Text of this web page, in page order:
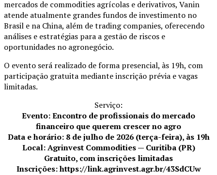
mercados de commodities agrícolas e derivativos, Vanin
atende atualmente grandes fundos de investimento no
Brasil e na China, além de trading companies, oferecendo
análises e estratégias para a gestão de riscos e
oportunidades no agronegócio.
O evento será realizado de forma presencial, às 19h, com
participação gratuita mediante inscrição prévia e vagas
limitadas.
Serviço:
Evento: Encontro de profissionais do mercado
financeiro que querem crescer no agro
Data e horário: 8 de julho de 2026 (terça-feira), às 19h
Local: Agrinvest Commodities — Curitiba (PR)
Gratuito, com inscrições limitadas
Inscrições: https://link.agrinvest.agr.br/43SdCUw